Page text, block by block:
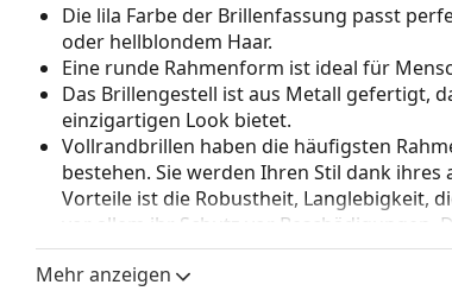
Die lila Farbe der Brillenfassung passt
oder hellblondem Haar.
Eine runde Rahmenform ist ideal für
Das Brillengestell ist aus Metall gefertigt,
einzigartigen Look bietet.
Vollrandbrillen haben die häufigsten
bestehen. Sie werden Ihren Stil dank
Vorteile ist die Robustheit, Langlebigkeit,
vor allem ihr Schutz vor Beschädigungen.
Gläser mit höherer optischer Leistung.
Verstellbare Nasenpads ermöglichen eine
Mehr anzeigen